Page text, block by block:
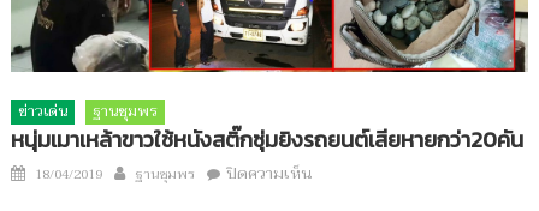
ข่าวเด่น ฐานชุมพร
หนุ่มเมาเหล้าขาวใช้หนังสติ๊กซุ่มยิงรถยนต์เสียหายกว่า20คัน
Posted
18/04/2019 Author
ฐานชุมพร ปิดความเห็นบน